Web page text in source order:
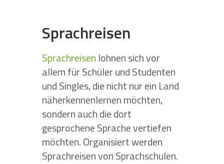
Sprachreisen
Sprachreisen lohnen sich vor
allem für Schüler und Studenten
und Singles, die nicht nur ein Land
näherkennenlernen möchten,
sondern auch die dort
gesprochene Sprache vertiefen
möchten. Organisiert werden
Sprachreisen von Sprachschulen.